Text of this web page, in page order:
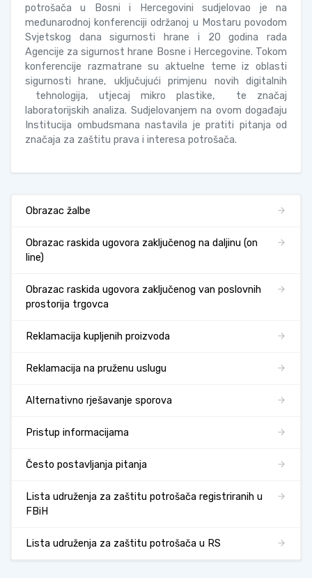
potrošača u Bosni i Hercegovini sudjelovao je na
međunarodnoj konferenciji održanoj u Mostaru povodom
Svjetskog dana sigurnosti hrane i 20 godina rada
Agencije za sigurnost hrane Bosne i Hercegovine. Tokom
konferencije razmatrane su aktuelne teme iz oblasti
sigurnosti hrane, uključujući primjenu novih digitalnih
tehnologija, utjecaj mikro plastike, te značaj
laboratorijskih analiza. Sudjelovanjem na ovom događaju
Institucija ombudsmana nastavila je pratiti pitanja od
značaja za zaštitu prava i interesa potrošača.
Obrazac žalbe
Obrazac raskida ugovora zaključenog na daljinu (on
line)
Obrazac raskida ugovora zaključenog van poslovnih
prostorija trgovca
Reklamacija kupljenih proizvoda
Reklamacija na pruženu uslugu
Alternativno rješavanje sporova
Pristup informacijama
Često postavljanja pitanja
Lista udruženja za zaštitu potrošača registriranih u
FBiH
Lista udruženja za zaštitu potrošača u RS